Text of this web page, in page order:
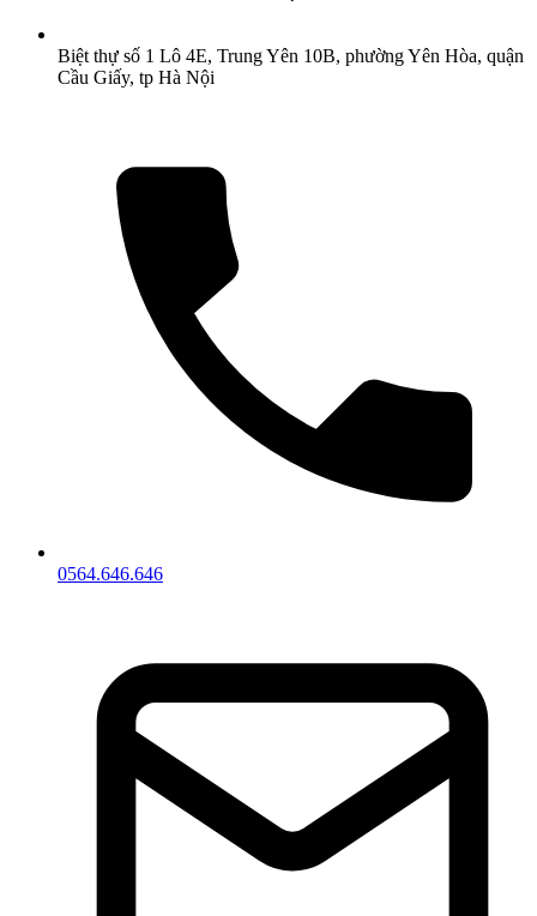
Biệt thự số 1 Lô 4E, Trung Yên 10B, phường Yên Hòa, quận
Cầu Giấy, tp Hà Nội
0564.646.646